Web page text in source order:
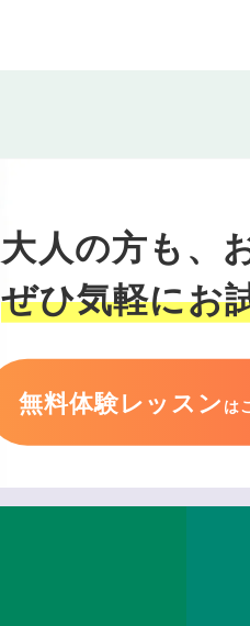
大人の方も、
ぜひ気軽にお
無料体験レッスン は